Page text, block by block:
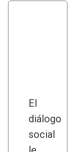
El
diálogo
social